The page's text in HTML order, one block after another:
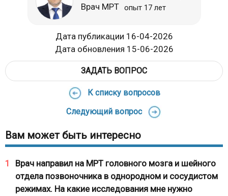
Врач МРТ опыт 17 лет
Дата публикации 16-04-2026
Дата обновления 15-06-2026
ЗАДАТЬ ВОПРОС
К списку вопросов
Следующий вопрос
Вам может быть интересно
1
Врач направил на МРТ головного мозга и шейного
отдела позвоночника в однородном и сосудистом
режимах. На какие исследования мне нужно